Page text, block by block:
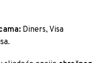
Diners, Visa